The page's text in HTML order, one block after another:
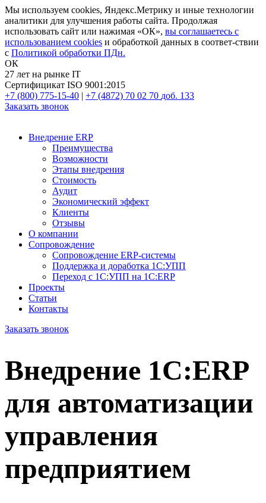
Мы используем cookies, Яндекс.Метрику и иные технологии
аналитики для улучшения работы сайта. Продолжая
использовать сайт или нажимая «ОК», вы соглашаетесь с
использованием cookies и обработкой данных в соответ-ствии
с Политикой обработки ПДн.
ОК
27 лет на рынке IT
Сертифицикат ISO 9001:2015
+7 (800) 775-15-40 | +7 (4872) 70 02 70 доб. 133
Заказать звонок
Внедрение ERP
Преимущества
Возможности
Этапы внедрения
Стоимость
Аудит
Экономический эффект
Клиенты
Отзывы
О компании
Сопровождение
Сопровождение ERP-системы
Поддержка и доработка 1С:УПП
Переход с 1С:УПП на 1С:ERP
Проекты
Статьи
Контакты
Заказать звонок
Внедрение 1С:ERP
для автоматизации
управления
предприятием